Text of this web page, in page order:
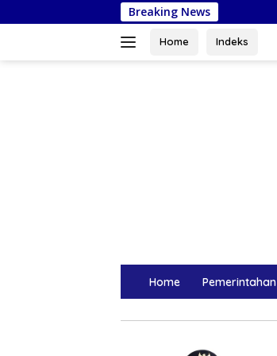
ke
Breaking News
Home Indeks
Home Pemerintahan